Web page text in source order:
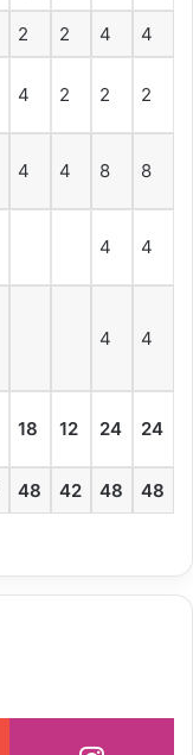
2 2 4 4
4 2 2 2
4 4 8 8
4 4
4 4
18 12 24 24
48 42 48 48